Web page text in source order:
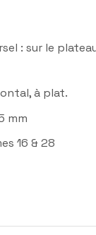
: sur le
à plat.
mm
16 & 28